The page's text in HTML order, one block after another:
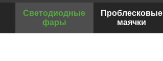
Светодиодные
фары
Проблесковые
маячки